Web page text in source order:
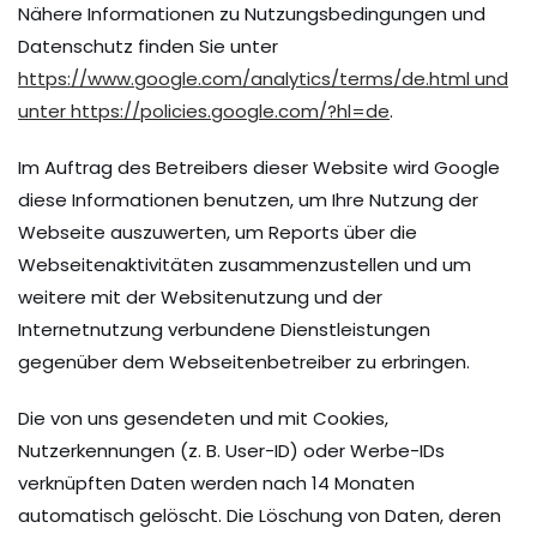
Nähere Informationen zu Nutzungsbedingungen und
Datenschutz finden Sie unter
https://www.google.com/analytics/terms/de.html und
unter https://policies.google.com/?hl=de.
Im Auftrag des Betreibers dieser Website wird Google
diese Informationen benutzen, um Ihre Nutzung der
Webseite auszuwerten, um Reports über die
Webseitenaktivitäten zusammenzustellen und um
weitere mit der Websitenutzung und der
Internetnutzung verbundene Dienstleistungen
gegenüber dem Webseitenbetreiber zu erbringen.
Die von uns gesendeten und mit Cookies,
Nutzerkennungen (z. B. User-ID) oder Werbe-IDs
verknüpften Daten werden nach 14 Monaten
automatisch gelöscht. Die Löschung von Daten, deren